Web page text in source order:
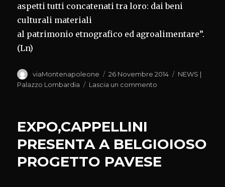
aspetti tutti concatenati tra loro: dai beni
culturali materiali
al patrimonio etnografico ed agroalimentare”.
(Ln)
Autore
viaMontenapoleone
Pubblicato
il
26 Novembre 2014 Categorie
NEWS |
Palazzo Lombardia
Lascia un commento
EXPO,CAPPELLINI
PRESENTA A BELGIOIOSO
PROGETTO PAVESE